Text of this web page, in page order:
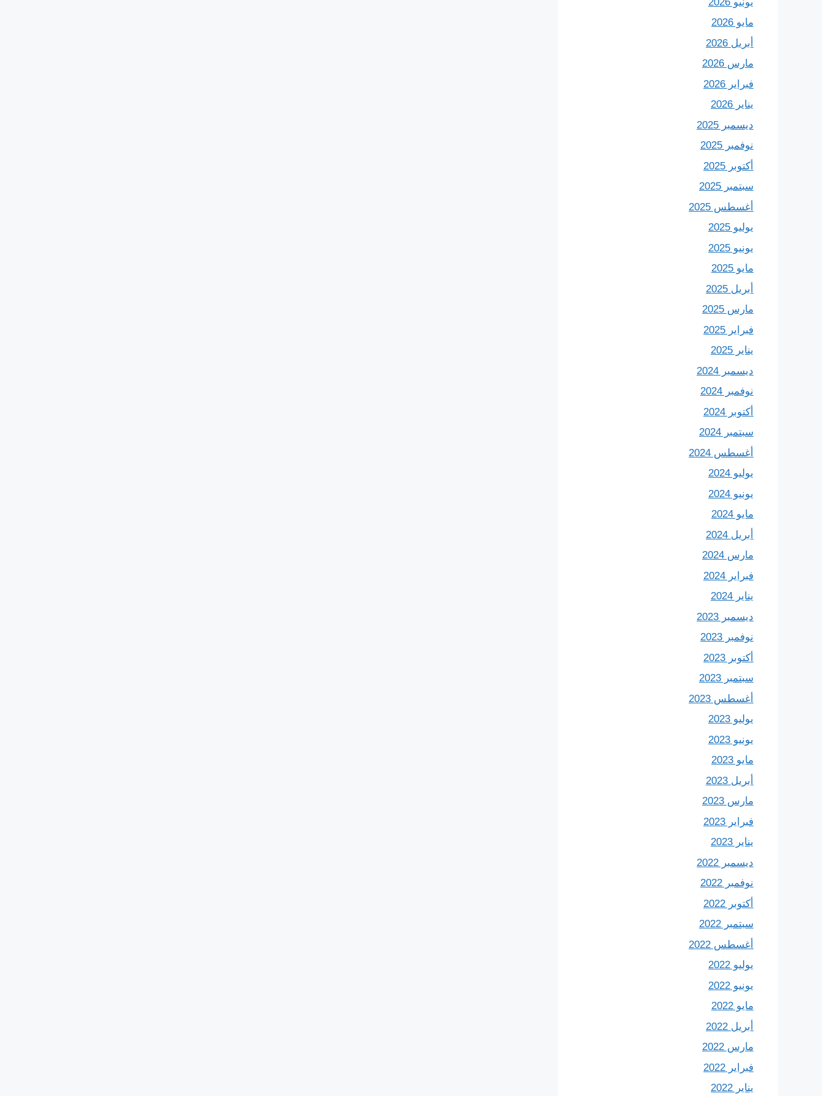
مايو 2026
أبريل 2026
مارس 2026
فبراير 2026
يناير 2026
ديسمبر 2025
نوفمبر 2025
أكتوبر 2025
سبتمبر 2025
أغسطس 2025
يوليو 2025
يونيو 2025
مايو 2025
أبريل 2025
مارس 2025
فبراير 2025
يناير 2025
ديسمبر 2024
نوفمبر 2024
أكتوبر 2024
سبتمبر 2024
أغسطس 2024
يوليو 2024
يونيو 2024
مايو 2024
أبريل 2024
مارس 2024
فبراير 2024
يناير 2024
ديسمبر 2023
نوفمبر 2023
أكتوبر 2023
سبتمبر 2023
أغسطس 2023
يوليو 2023
يونيو 2023
مايو 2023
أبريل 2023
مارس 2023
فبراير 2023
يناير 2023
ديسمبر 2022
نوفمبر 2022
أكتوبر 2022
سبتمبر 2022
أغسطس 2022
يوليو 2022
يونيو 2022
مايو 2022
أبريل 2022
مارس 2022
فبراير 2022
يناير 2022